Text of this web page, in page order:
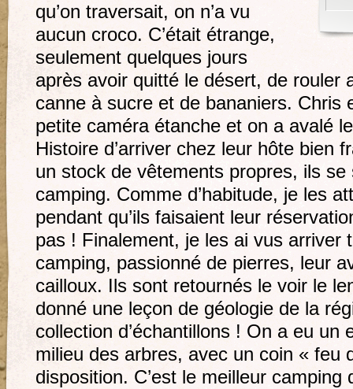
qu’on traversait, on n’a vu
aucun croco. C’était étrange,
seulement quelques jours
après avoir quitté le désert, de rouler
canne à sucre et de bananiers. Chris
petite caméra étanche et on a avalé
Histoire d’arriver chez leur hôte bien
un stock de vêtements propres, ils
camping. Comme d’habitude, je les
pendant qu’ils faisaient leur
pas ! Finalement, je les ai vus arriver
camping, passionné de pierres, leur
cailloux. Ils sont retournés le voir le
donné une leçon de géologie de la
collection d’échantillons ! On a eu un
milieu des arbres, avec un coin « feu
disposition. C’est le meilleur camping